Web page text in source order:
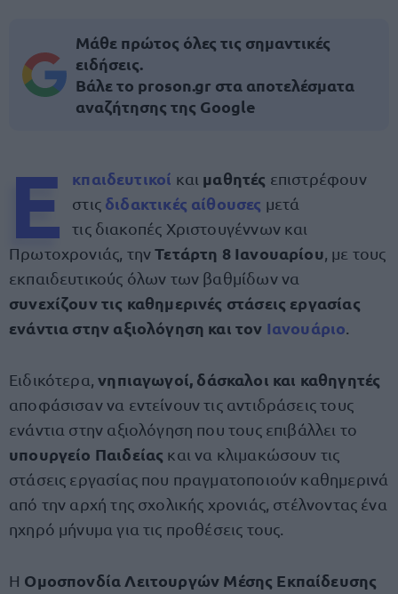
Μάθε πρώτος όλες τις σημαντικές
ειδήσεις.
Βάλε το proson.gr στα αποτελέσματα
αναζήτησης της Google
Ε κπαιδευτικοί και μαθητές επιστρέφουν
στις διδακτικές αίθουσες μετά
τις διακοπές Χριστουγέννων και
Πρωτοχρονιάς, τηνΤετάρτη 8 Ιανουαρίου , με τους
εκπαιδευτικούς όλων των βαθμίδων να
συνεχίζουν τις καθημερινές στάσεις εργασίας
ενάντια στην αξιολόγηση και τον Ιανουάριο
Ειδικότερα, νηπιαγωγοί, δάσκαλοι και καθηγητές
αποφάσισαν να εντείνουν τις αντιδράσεις τους
ενάντια στην αξιολόγηση που τους επιβάλλει το
υπουργείο Παιδείας και να κλιμακώσουν τις
στάσεις εργασίας που πραγματοποιούν καθημερινά
από την αρχή της σχολικής χρονιάς, στέλνοντας ένα
ηχηρό μήνυμα για τις προθέσεις τους.
Η Ομοσπονδία Λειτουργών Μέσης Εκπαίδευσης